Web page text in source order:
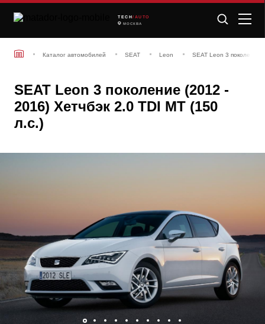
TECH /AUTO
МОСКВА
Каталог автомобилей SEAT Leon SEAT Leon 3 поколение
SEAT Leon 3 поколение (2012 -
2016) Хетчбэк 2.0 TDI MT (150
л.с.)